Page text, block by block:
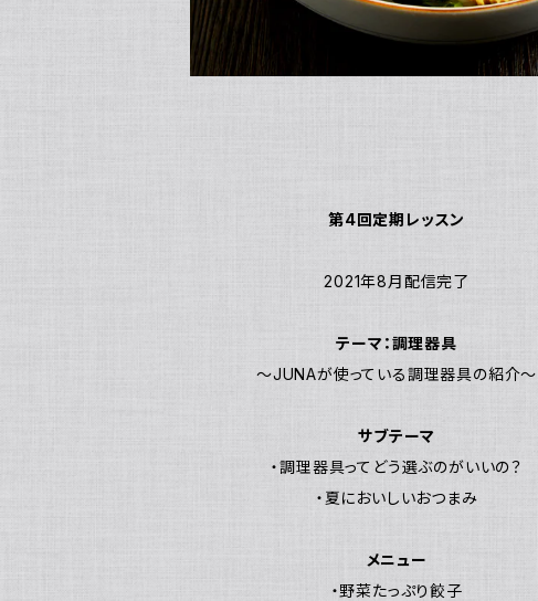
第4回定期レッスン
2021年8月配信完了
テーマ：調理器具
～JUNAが使っている調理器具の紹介～
サブテーマ
・調理器具ってどう選ぶのがいいの？
・夏においしいおつまみ
メニュー
・野菜たっぷり餃子